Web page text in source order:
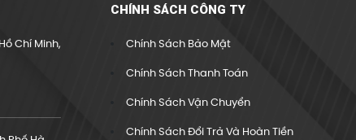
Chí Minh,
CHÍNH SÁCH CÔNG TY
Chính Sách Bảo Mật
Chính Sách Thanh Toán
Chính Sách Vận Chuyển
Chính Sách Đổi Trả Và Hoàn Tiền